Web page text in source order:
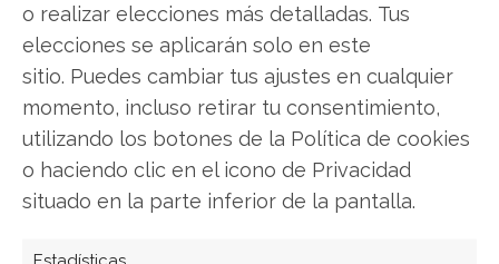
o realizar elecciones más detalladas. Tus
elecciones se aplicarán solo en este
sitio. Puedes cambiar tus ajustes en cualquier
momento, incluso retirar tu consentimiento,
utilizando los botones de la Política de cookies
o haciendo clic en el icono de Privacidad
situado en la parte inferior de la pantalla.
Twitter
Facebook
LinkedIn
Copiar enlace